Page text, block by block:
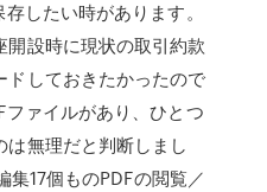
したい時があります。
設時に現状の取引約款
しておきたかったので
ァイルがあり、ひとつ
無理だと判断しまし
集17個ものPDFの閲覧／